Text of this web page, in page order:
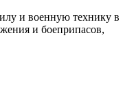
и военную технику в
и боеприпасов,